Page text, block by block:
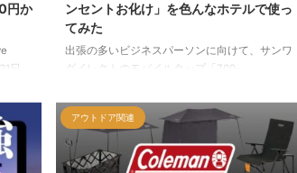
円か
日
画視
して
を
ンセントお化け」を色んなホテルで使っ
てみた
出張の多いビジネスパーソンに向けて、サンワ
ダイレクトのモバイルタップ「700-
をAC6個口とUSB3ポート（計9口）に拡張でき
る驚異のスペックを解説。PD20W対応の急速充
電や、持ち運びに便利なスイングプラグ、雷サ
ージ保護機能など、ビジネスホテルの限られた
アウトドア関連